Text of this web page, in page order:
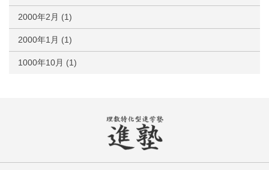
2000年2月 (1)
2000年1月 (1)
1000年10月 (1)